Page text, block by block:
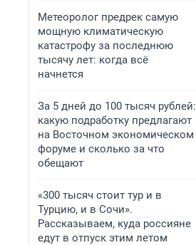
Метеоролог предрек самую
мощную климатическую
катастрофу за последнюю
тысячу лет: когда всё
начнется
За 5 дней до 100 тысяч рублей:
какую подработку предлагают
на Восточном экономическом
форуме и сколько за что
обещают
«300 тысяч стоит тур и в
Турцию, и в Сочи».
Рассказываем, куда россияне
едут в отпуск этим летом